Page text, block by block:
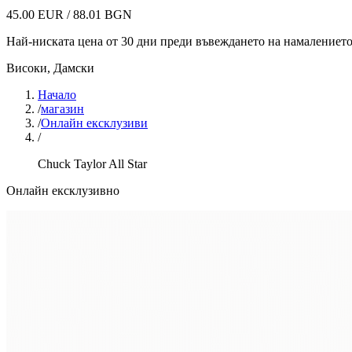
45.00 EUR / 88.01 BGN
Най-ниската цена от 30 дни преди въвеждането на намалението
Високи, Дамски
Начало
/магазин
/Онлайн ексклузиви
/
Chuck Taylor All Star
Онлайн ексклузивно